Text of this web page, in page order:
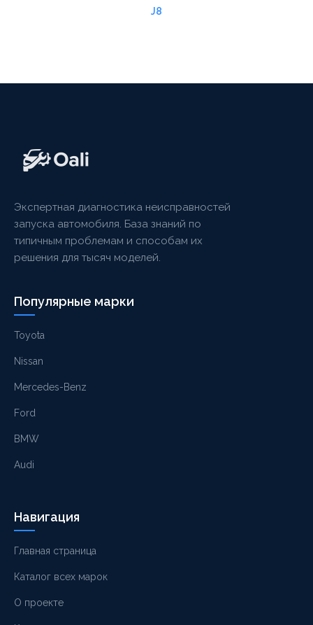
J8
Экспертная диагностика неисправностей
запуска автомобиля. База знаний по
типичным проблемам и способам их
решения для тысяч моделей.
Популярные марки
Toyota
Nissan
Mercedes-Benz
Ford
BMW
Audi
Навигация
Главная страница
Каталог всех марок
О проекте